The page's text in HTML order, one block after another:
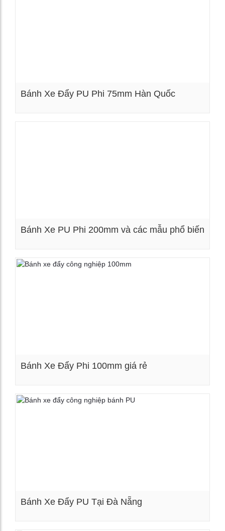
Bánh Xe Đẩy PU Phi 75mm Hàn Quốc
Bánh Xe PU Phi 200mm và các mẫu phổ biến
Bánh Xe Đẩy Phi 100mm giá rẻ
Bánh Xe Đẩy PU Tại Đà Nẵng